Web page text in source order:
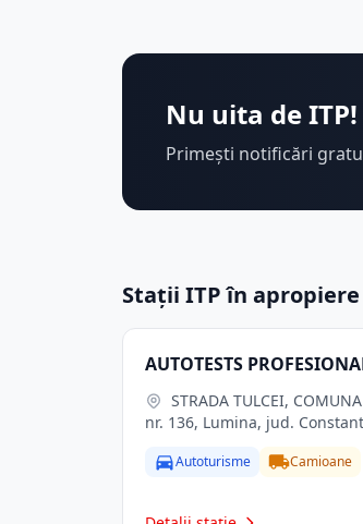
Nu uita de ITP!
Primești notificări
Stații ITP în apropiere
AUTOTESTS
nr. 136, Lumina, jud.
Autoturisme Camioane